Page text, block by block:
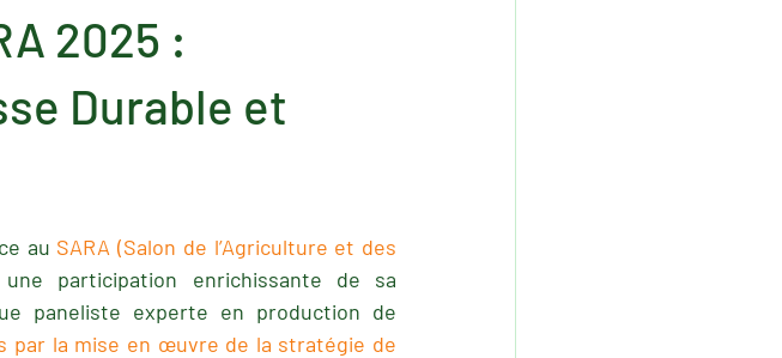
2025 :
Durable et
au SARA (Salon de l’Agriculture et des
participation enrichissante de sa
paneliste experte en production de
par la mise en œuvre de la stratégie de